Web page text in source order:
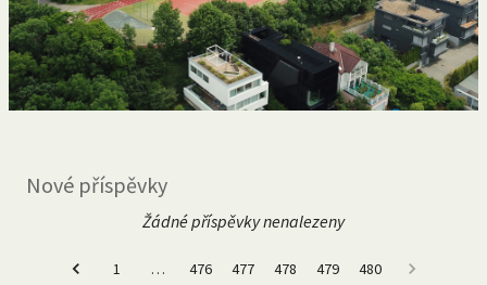
Nové příspěvky
Žádné příspěvky nenalezeny
1 … 476 477 478 479 480